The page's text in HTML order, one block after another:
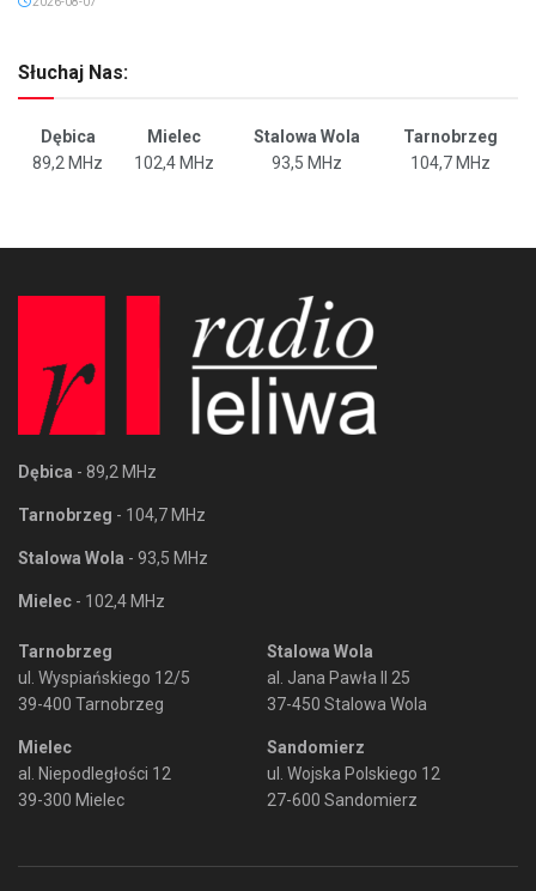
Słuchaj Nas:
Dębica Mielec Stalowa Wola
Tarnobrzeg
89,2 MHz
102,4 MHz 93,5 MHz 104,7 MHz
Dębica - 89,2 MHz
Tarnobrzeg - 104,7 MHz
Stalowa Wola - 93,5 MHz
Mielec - 102,4 MHz
Tarnobrzeg
ul. Wyspiańskiego 12/5
39-400 Tarnobrzeg
Mielec
al. Niepodległości 12
39-300 Mielec
Stalowa Wola
al. Jana Pawła II 25
37-450 Stalowa Wola
Sandomierz
ul. Wojska Polskiego 12
27-600 Sandomierz